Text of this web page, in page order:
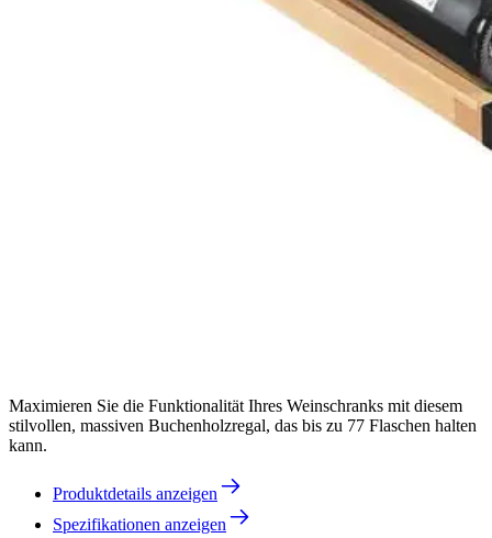
Maximieren Sie die Funktionalität Ihres Weinschranks mit diesem
stilvollen, massiven Buchenholzregal, das bis zu 77 Flaschen halten
kann.
Produktdetails anzeigen
Spezifikationen anzeigen